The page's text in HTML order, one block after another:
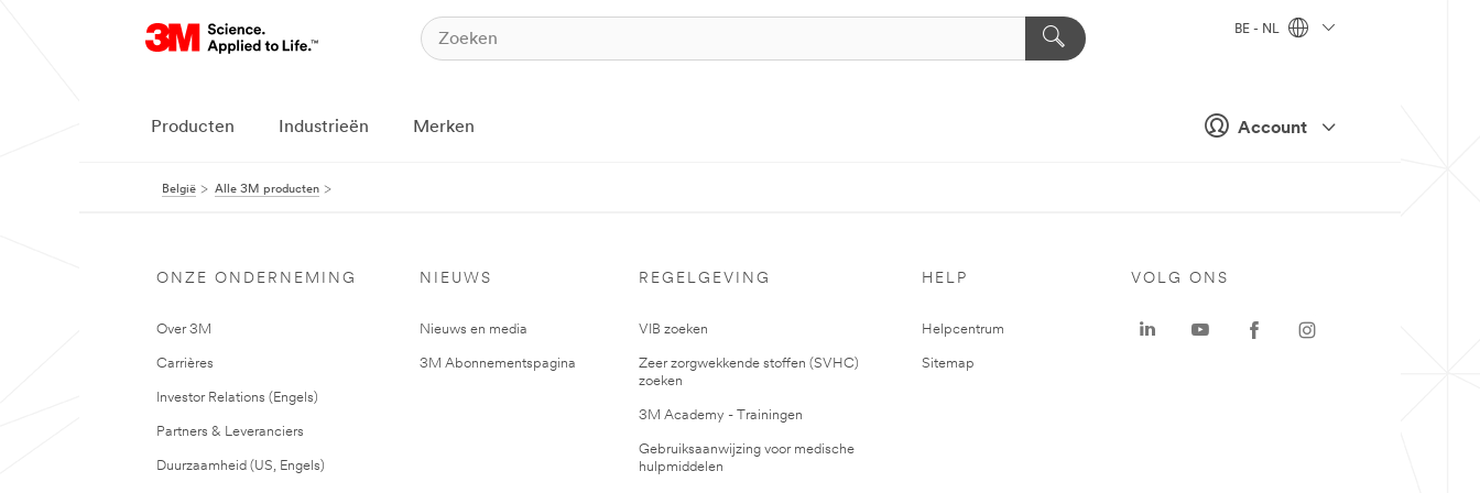
Account
BE - NL
Producten Industrieën Merken
België Alle 3M producten
ONZE ONDERNEMING
Over 3M
Carrières
Investor Relations (Engels)
Partners & Leveranciers
Duurzaamheid (US, Engels)
NIEUWS
Nieuws en media
3M Abonnementspagina
REGELGEVING
VIB zoeken
Zeer zorgwekkende stoffen (SVHC)
zoeken
3M Academy - Trainingen
Gebruiksaanwijzing voor medische
hulpmiddelen
HELP
Helpcentrum
Sitemap
VOLG ONS